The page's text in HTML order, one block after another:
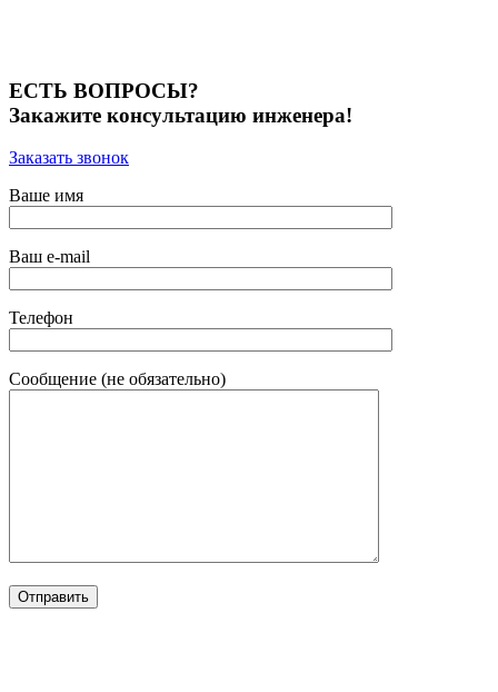
ЕСТЬ ВОПРОСЫ?
Закажите консультацию инженера!
Заказать звонок
Ваше имя
Ваш e-mail
Телефон
Сообщение (не обязательно)